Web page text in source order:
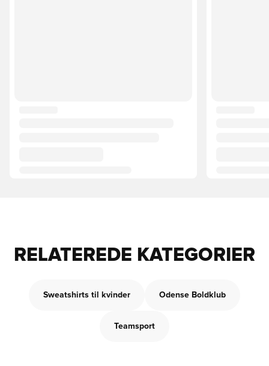
RELATEREDE KATEGORIER
Sweatshirts til kvinder Odense Boldklub
Teamsport